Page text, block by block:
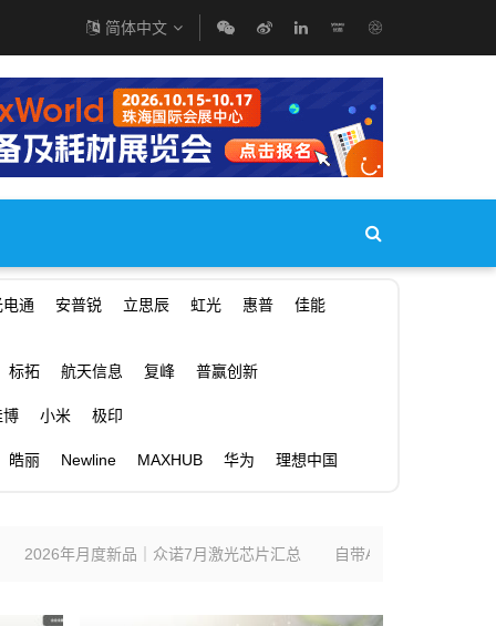
简体中文
电通 安普锐 立思辰 虹光 惠普 佳能
标拓 航天信息 复峰 普赢创新
博 小米 极印
皓丽 Newline MAXHUB 华为 理想中国
品｜众诺7月激光芯片汇总 自带AI技能包，联通推出办公智能网关